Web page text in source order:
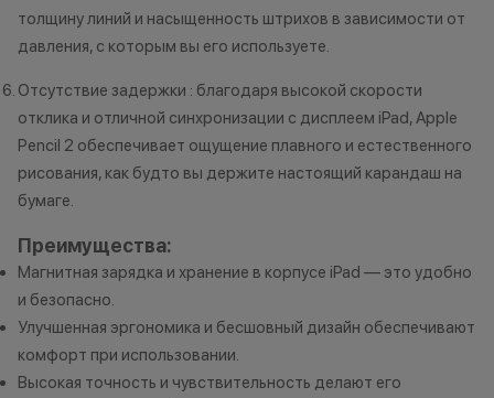
Все цены и условия не являются
публичной офертой. Актуальную
стоимость товаров уточняйте в
нашем колл-центре.
*Акции и бонусы не суммируются.
публичной офертой и носит
исключительно информационный
характер.
•Организатор (продавец) имеет
право отказать в заключении
толщину линий и насыщенность штрихов в зависимости от
давления, с которым вы его используете.
Отсутствие задержки : благодаря высокой скорости
отклика и отличной синхронизации с дисплеем iPad, Apple
Pencil 2 обеспечивает ощущение плавного и естественного
рисования, как будто вы держите настоящий карандаш на
бумаге.
Преимущества:
Магнитная зарядка и хранение в корпусе iPad — это удобно
и безопасно.
Улучшенная эргономика и бесшовный дизайн обеспечивают
комфорт при использовании.
Высокая точность и чувствительность делают его